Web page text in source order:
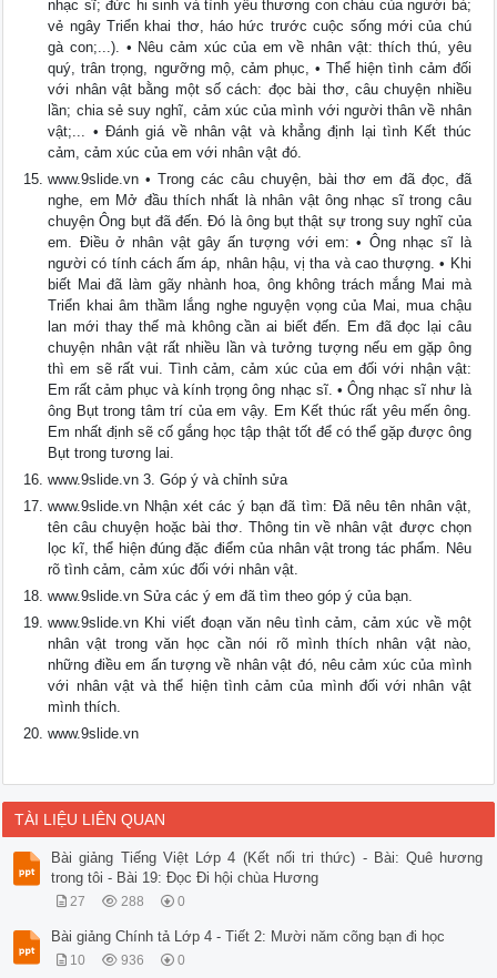
nhạc sĩ; đức hi sinh và tình yêu thương con cháu của người bà;
vẻ ngây Triển khai thơ, háo hức trước cuộc sống mới của chú
gà con;...). • Nêu cảm xúc của em về nhân vật: thích thú, yêu
quý, trân trọng, ngưỡng mộ, cảm phục, • Thể hiện tình cảm đối
với nhân vật bằng một số cách: đọc bài thơ, câu chuyện nhiều
lần; chia sẻ suy nghĩ, cảm xúc của mình với người thân về nhân
vật;... • Đánh giá về nhân vật và khẳng định lại tình Kết thúc
cảm, cảm xúc của em với nhân vật đó.
www.9slide.vn • Trong các câu chuyện, bài thơ em đã đọc, đã
nghe, em Mở đầu thích nhất là nhân vật ông nhạc sĩ trong câu
chuyện Ông bụt đã đến. Đó là ông bụt thật sự trong suy nghĩ của
em. Điều ở nhân vật gây ấn tượng với em: • Ông nhạc sĩ là
người có tính cách ấm áp, nhân hậu, vị tha và cao thượng. • Khi
biết Mai đã làm gãy nhành hoa, ông không trách mắng Mai mà
Triển khai âm thầm lắng nghe nguyện vọng của Mai, mua chậu
lan mới thay thế mà không cần ai biết đến. Em đã đọc lại câu
chuyện nhân vật rất nhiều lần và tưởng tượng nếu em gặp ông
thì em sẽ rất vui. Tình cảm, cảm xúc của em đối với nhận vật:
Em rất cảm phục và kính trọng ông nhạc sĩ. • Ông nhạc sĩ như là
ông Bụt trong tâm trí của em vậy. Em Kết thúc rất yêu mến ông.
Em nhất định sẽ cố gắng học tập thật tốt để có thể gặp được ông
Bụt trong tương lai.
www.9slide.vn 3. Góp ý và chỉnh sửa
www.9slide.vn Nhận xét các ý bạn đã tìm: Đã nêu tên nhân vật,
tên câu chuyện hoặc bài thơ. Thông tin về nhân vật được chọn
lọc kĩ, thể hiện đúng đặc điểm của nhân vật trong tác phẩm. Nêu
rõ tình cảm, cảm xúc đối với nhân vật.
www.9slide.vn Sửa các ý em đã tìm theo góp ý của bạn.
www.9slide.vn Khi viết đoạn văn nêu tình cảm, cảm xúc về một
nhân vật trong văn học cần nói rõ mình thích nhân vật nào,
những điều em ấn tượng về nhân vật đó, nêu cảm xúc của mình
với nhân vật và thể hiện tình cảm của mình đối với nhân vật
mình thích.
www.9slide.vn
TÀI LIỆU LIÊN QUAN
Bài giảng Tiếng Việt Lớp 4 (Kết nối tri thức) - Bài: Quê hương
trong tôi - Bài 19: Đọc Đi hội chùa Hương
27 288 0
Bài giảng Chính tả Lớp 4 - Tiết 2: Mười năm cõng bạn đi học
10 936 0